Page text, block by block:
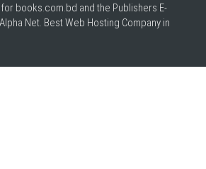
books.com.bd and the Publishers E-
Net. BestWeb Hosting Company in